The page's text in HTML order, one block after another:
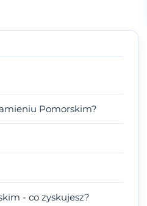
Pomorskim?
- co zyskujesz?